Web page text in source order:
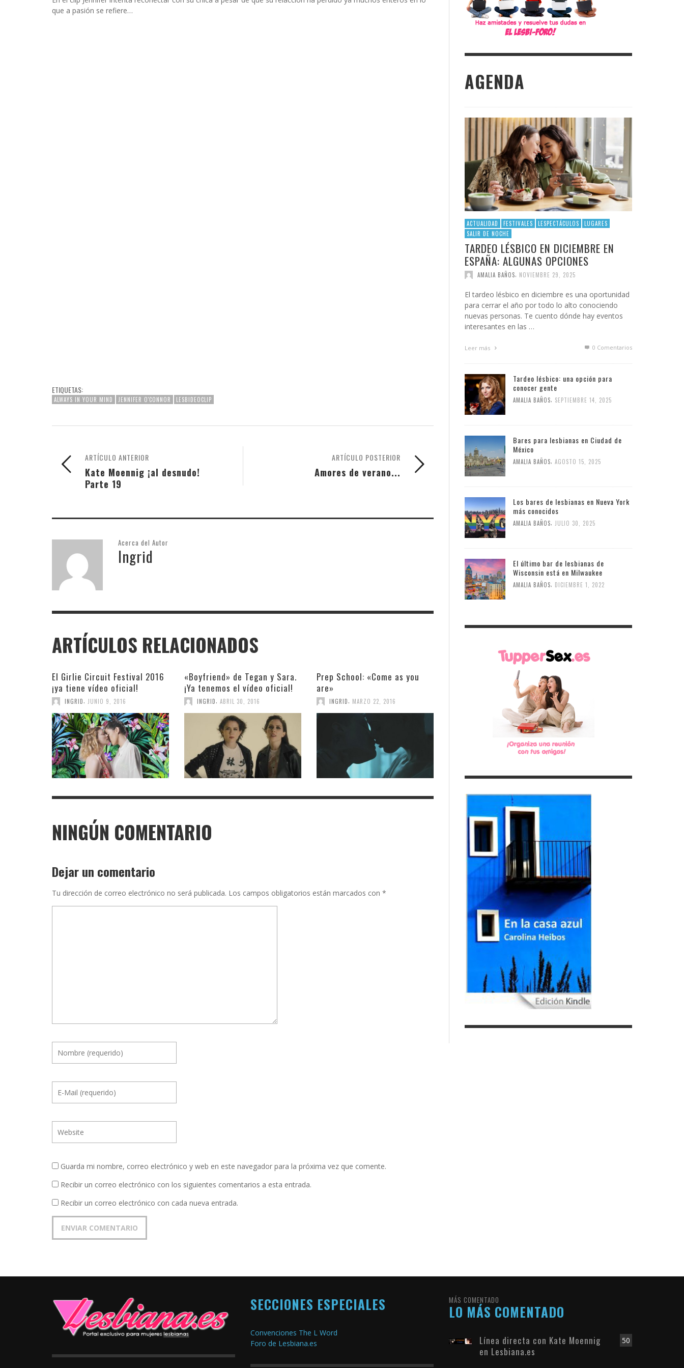
que a pasión se refiere…
ETIQUETAS:
ALWAYS IN YOUR MIND JENNIFER O'CONNOR LESBIDEOCLIP
ARTÍCULO POSTERIOR
Amores de verano...
ARTÍCULO ANTERIOR
Kate Moennig ¡al desnudo!
Parte 19
Acerca del Autor
Ingrid
ARTÍCULOS RELACIONADOS
El Girlie Circuit Festival 2016
¡ya tiene vídeo oficial!
INGRID JUNIO 9, 2016
«Boyfriend» de Tegan y Sara.
¡Ya tenemos el vídeo oficial!
INGRID ABRIL 30, 2016
Prep School: «Come as you
are»
INGRID MARZO 22, 2016
NINGÚN COMENTARIO
Dejar un comentario
Tu dirección de correo electrónico no será publicada. Los campos obligatorios están marcados con *
Guarda mi nombre, correo electrónico y web en este navegador para la próxima vez que comente.
Recibir un correo electrónico con los siguientes comentarios a esta entrada.
Recibir un correo electrónico con cada nueva entrada.
AGENDA
ACTUALIDAD FESTIVALES LESPECTÁCULOS
LUGARES
SALIR DE NOCHE
TARDEO LÉSBICO EN DICIEMBRE EN
ESPAÑA: ALGUNAS OPCIONES
AMALIA BAÑOS, NOVIEMBRE 29, 2025
El tardeo lésbico en diciembre es una oportunidad
para cerrar el año por todo lo alto conociendo
nuevas personas. Te cuento dónde hay eventos
interesantes en las …
Leer más 0 Comentarios
Tardeo lésbico: una opción para
conocer gente
AMALIA BAÑOS SEPTIEMBRE 14, 2025
Bares para lesbianas en Ciudad de
México
AMALIA BAÑOS AGOSTO 15, 2025
Los bares de lesbianas en Nueva York
más conocidos
AMALIA BAÑOS JULIO 30, 2025
El último bar de lesbianas de
Wisconsin está en Milwaukee
AMALIA BAÑOS DICIEMBRE 1, 2022
SECCIONES ESPECIALES
Convenciones The L Word
Foro de Lesbiana.es
MÁS COMENTADO
LO MÁS COMENTADO
50
Línea directa con Kate Moennig
en Lesbiana.es